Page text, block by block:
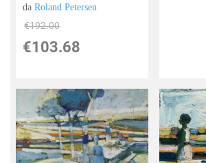
daRoland Petersen
€192.00
€103.68